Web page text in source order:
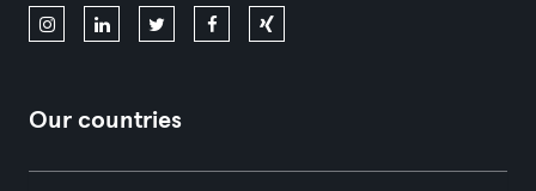
Our countries